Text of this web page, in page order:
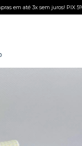
em até 3x sem juros! PIX 5%